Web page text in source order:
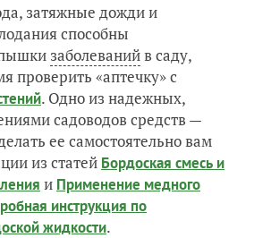
затяжные дожди и
способны
заболеванийв саду,
проверить «аптечку» с
. Одно из надежных,
садоводов средств —
ее самостоятельно вам
из статей Бордоская смесь и
и Применение медного
инструкция по
жидкости.